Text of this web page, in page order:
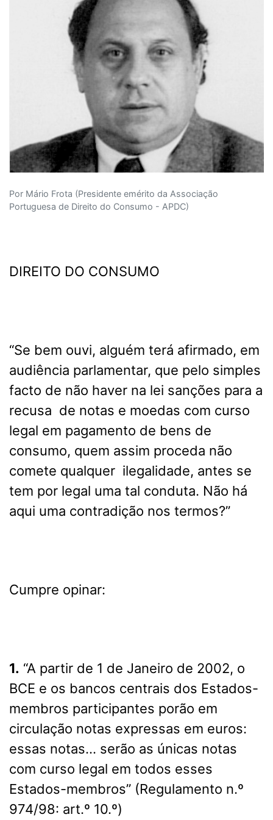
Por Mário Frota (Presidente emérito da Associação
Portuguesa de Direito do Consumo - APDC)
DIREITO DO CONSUMO
“Se bem ouvi, alguém terá afirmado, em
audiência parlamentar, que pelo simples
facto de não haver na lei sanções para a
recusa de notas e moedas com curso
legal em pagamento de bens de
consumo, quem assim proceda não
comete qualquer ilegalidade, antes se
tem por legal uma tal conduta. Não há
aqui uma contradição nos termos?”
Cumpre opinar:
1. “A partir de 1 de Janeiro de 2002, o
BCE e os bancos centrais dos Estados-
membros participantes porão em
circulação notas expressas em euros:
essas notas… serão as únicas notas
com curso legal em todos esses
Estados-membros” (Regulamento n.º
974/98: art.º 10.º)